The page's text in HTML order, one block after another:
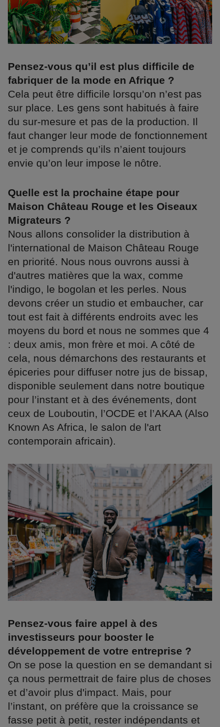
Pensez-vous qu’il est plus difficile de
fabriquer de la mode en Afrique ?
Cela peut être difficile lorsqu’on n’est pas
sur place. Les gens sont habitués à faire
du sur-mesure et pas de la production. Il
faut changer leur mode de fonctionnement
et je comprends qu’ils n’aient toujours
envie qu’on leur impose le nôtre.
Quelle est la prochaine étape pour
Maison Château Rouge et les Oiseaux
Migrateurs ?
Nous allons consolider la distribution à
l'international de Maison Château Rouge
en priorité. Nous nous ouvrons aussi à
d'autres matières que la wax, comme
l'indigo, le bogolan et les perles. Nous
devons créer un studio et embaucher, car
tout est fait à différents endroits avec les
moyens du bord et nous ne sommes que 4
: deux amis, mon frère et moi. A côté de
cela, nous démarchons des restaurants et
épiceries pour diffuser notre jus de bissap,
disponible seulement dans notre boutique
pour l’instant et à des événements, dont
ceux de Louboutin, l’OCDE et l’AKAA (Also
Known As Africa, le salon de l'art
contemporain africain).
Pensez-vous faire appel à des
investisseurs pour booster le
développement de votre entreprise ?
On se pose la question en se demandant si
ça nous permettrait de faire plus de choses
et d’avoir plus d'impact. Mais, pour
l’instant, on préfère que la croissance se
fasse petit à petit, rester indépendants et